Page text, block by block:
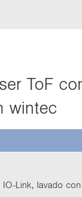
ToF
win­tec
IO-​Link, la­va­do